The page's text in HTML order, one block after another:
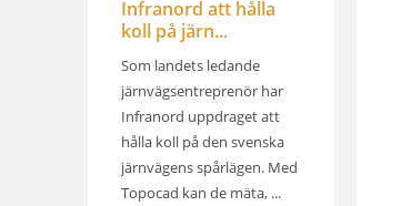
Infranord att hålla
koll på järn...
Som landets ledande
järnvägsentreprenör har
Infranord uppdraget att
hålla koll på den svenska
järnvägens spårlägen. Med
Topocad kan de mäta, ...